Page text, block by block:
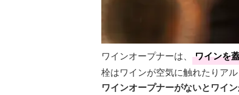
ワインオープナーは、 ワインを
栓はワインが空気に触れたりア
ワインオープナーがないとワイ